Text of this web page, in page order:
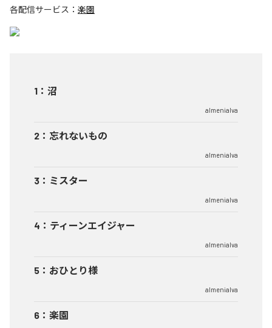
各配信サービス： 楽園
1 ： 沼
almenialva
2 ： 忘れないもの
almenialva
3 ： ミスター
almenialva
4 ： ティーンエイジャー
almenialva
5 ： おひとり様
almenialva
6 ： 楽園